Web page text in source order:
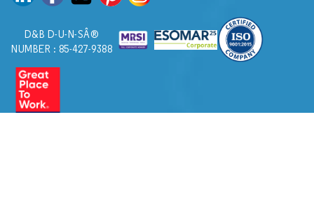
D&B D-U-N-SÂ®
NUMBER : 85-427-9388